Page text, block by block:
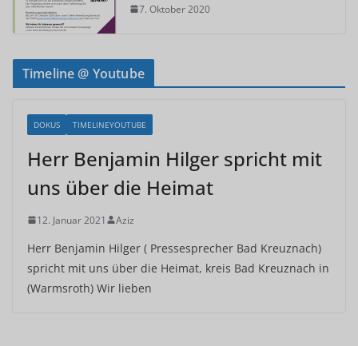
7. Oktober 2020
Timeline @ Youtube
DOKUS TIMELINEYOUTUBE
Herr Benjamin Hilger spricht mit
uns über die Heimat
12. Januar 2021 Aziz
Herr Benjamin Hilger ( Pressesprecher Bad Kreuznach)
spricht mit uns über die Heimat, kreis Bad Kreuznach in
(Warmsroth) Wir lieben